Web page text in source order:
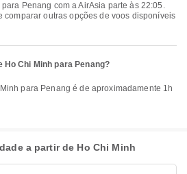
comparar outras opções de voos disponíveis
Ho Chi Minh para Penang?
a partir de Ho Chi Minh